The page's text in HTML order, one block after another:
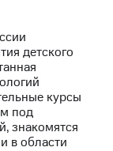
детского
курсы
под
знакомятся
в области